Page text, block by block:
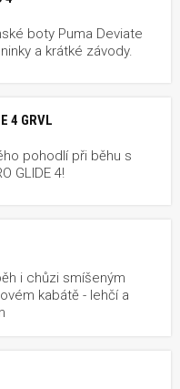
boty Puma Deviate
a krátké závody.
4 GRVL
pohodlí při běhu s
GLIDE 4!
i chůzi smíšeným
kabátě - lehčí a